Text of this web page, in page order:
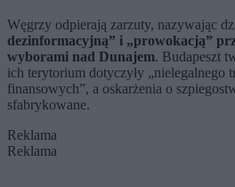
Węgrzy odpierają zarzuty, nazywając
dezinformacyjną” i „prowokacją”
wyborami nad Dunajem. Budapeszt
ich terytorium dotyczyły „nielegalnego
finansowych”, a oskarżenia o
sfabrykowane.
Reklama
Reklama